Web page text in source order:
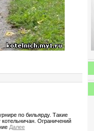
по бильярду. Такие
Ограничений
Далее